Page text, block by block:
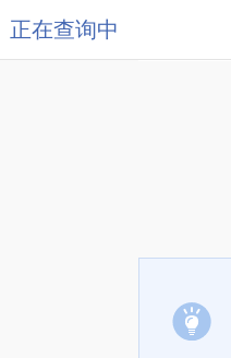
正在查询中